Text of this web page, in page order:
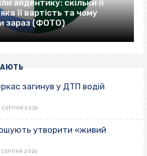
айдентику: скільки її
її вартість та чому
зараз (ФОТО)
загинув у ДТП водій
СЕРПНЯ 2026
утворити «живий
СЕРПНЯ 2026